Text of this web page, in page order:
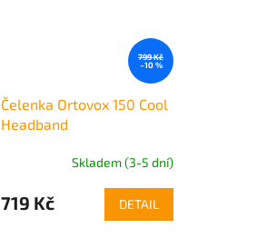
799 Kč
–10 %
Čelenka Ortovox 150 Cool
Headband
Skladem (3-5 dní)
719 Kč DETAIL